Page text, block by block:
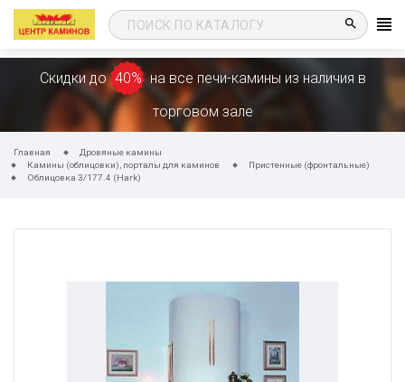
search
Скидки до 40% на все печи-камины из наличия в
торговом зале
Главная
Дровяные камины
Камины (облицовки), порталы для каминов
Пристенные (фронтальные)
Облицовка 3/177.4 (Hark)